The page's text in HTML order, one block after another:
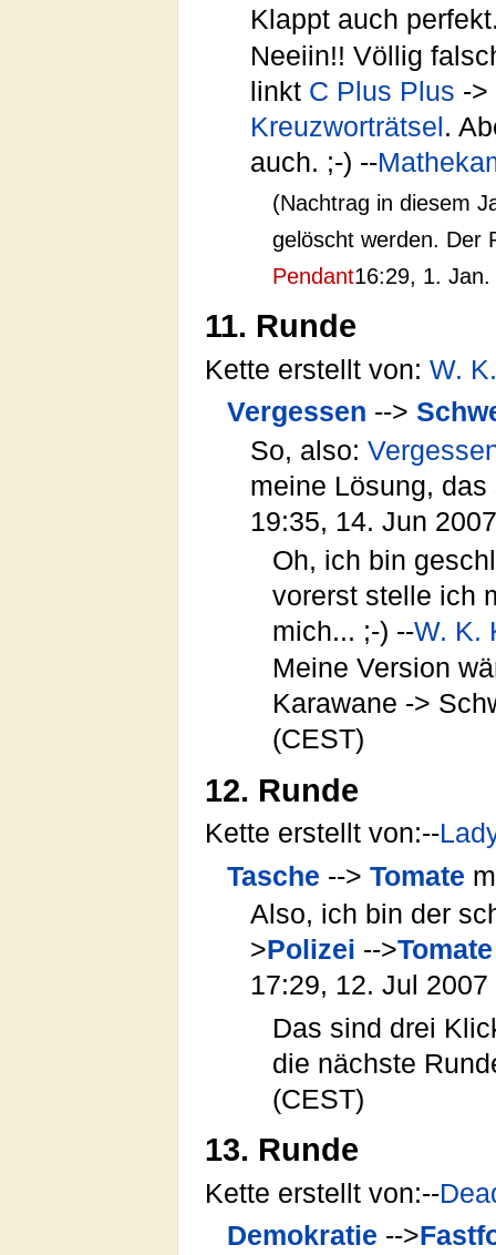
Klappt auch
Neeiin!! Völlig
linkt C Plus Plus ->
Kreuzworträtsel .
auch. ;-) --
(Nachtrag in diesem
gelöscht werden. Der
Pendant16:29, 1.
11. Runde
Kette erstellt von: W.
Vergessen -->
So, also:
meine Lösung,
19:35, 14. Jun
Oh, ich bin
vorerst stelle ich
mich... ;-) --W. K.
Meine Version
Karawane ->
(CEST)
12. Runde
Kette erstellt von:--
Tasche -->Tomate
Also, ich bin der
>Polizei -->Tomate
17:29, 12. Jul 2007
Das sind drei
die nächste
(CEST)
13. Runde
Kette erstellt von:--
Demokratie -->